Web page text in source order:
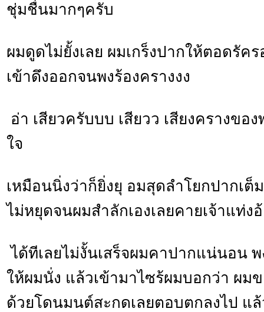
ชุ่มชื่นมากๆครับ
ผมดูดไม่ยั้งเลย ผมเกร็งปากให้ตอดรัค
เข้าดึงออกจนพงร้องครางงง
อ่า เสียวครับบบ เสียวว เสียงครางของ
ใจ
เหมือนนิ่งว่าก็ยิ่งยุ อมสุดลำโยกปากเต็
ไม่หยุดจนผมสำลักเองเลยคายเจ้าแท่ง
ได้ทีเลยไม่งั้นเสร็จผมคาปากแน่นอน พ
ให้ผมนั่ง แล้วเข้ามาไซร้ผมบอกว่า ผ
ด้วยโดนมนต์สะกดเลยตอบตกลงไป แ